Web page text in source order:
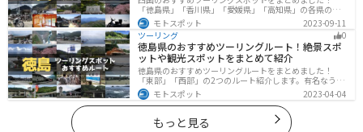
「徳島県」「香川県」「愛媛県」「高知県」の各県の観
光地紹介します。自然豊かな山々や湖、温泉地が点在
し、四季折々の景色を楽しめるスポットが多数ありま
す。バイクで四国にツーリングに行く際は参考にしてく
ださい。
モトスポット
2023-09-11
ツーリング
0
徳島県のおすすめツーリングルート！絶景スポ
ットや観光スポットをまとめて紹介
徳島県のおすすめツーリングルートをまとめました！
「東部」「西部」の2つのルート紹介します。有名なうず
しおや山を中心とした自然豊かなスポットが多数ありま
す。バイクで徳島県にツーリングに行く際は参考にして
ください。
モトスポット 2023-04-04
もっと見る